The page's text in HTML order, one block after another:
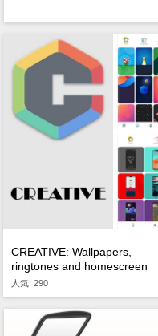
CREATIVE: Wallpapers,
ringtones and homescreen
人気: 290